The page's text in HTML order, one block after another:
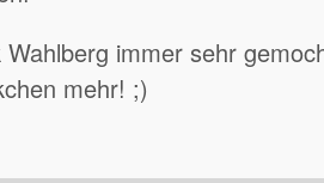
immer sehr
mehr! ;)